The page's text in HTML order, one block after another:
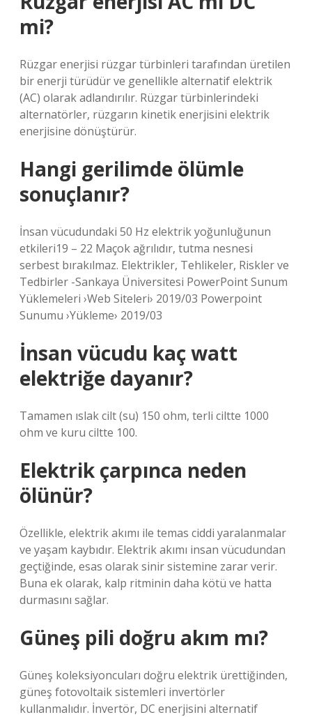
mi?
Rüzgar enerjisi rüzgar türbinleri tarafından üretilen
bir enerji türüdür ve genellikle alternatif elektrik
(AC) olarak adlandırılır. Rüzgar türbinlerindeki
alternatörler, rüzgarın kinetik enerjisini elektrik
enerjisine dönüştürür.
Hangi gerilimde ölümle
sonuçlanır?
İnsan vücudundaki 50 Hz elektrik yoğunluğunun
etkileri19 – 22 Maçok ağrılıdır, tutma nesnesi
serbest bırakılmaz. Elektrikler, Tehlikeler, Riskler ve
Tedbirler -Sankaya Üniversitesi PowerPoint Sunum
Yüklemeleri ›Web Siteleri› 2019/03 Powerpoint
Sunumu ›Yükleme› 2019/03
İnsan vücudu kaç watt
elektriğe dayanır?
Tamamen ıslak cilt (su) 150 ohm, terli ciltte 1000
ohm ve kuru ciltte 100.
Elektrik çarpınca neden
ölünür?
Özellikle, elektrik akımı ile temas ciddi yaralanmalar
ve yaşam kaybıdır. Elektrik akımı insan vücudundan
geçtiğinde, esas olarak sinir sistemine zarar verir.
Buna ek olarak, kalp ritminin daha kötü ve hatta
durmasını sağlar.
Güneş pili doğru akım mı?
Güneş koleksiyoncuları doğru elektrik ürettiğinden,
güneş fotovoltaik sistemleri invertörler
kullanmalıdır. İnvertör, DC enerjisini alternatif